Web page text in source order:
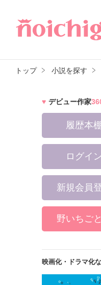
トップ 小説を探す
デビュー作家
履歴本棚
ログイ
新規会員
野いちご
映画化・ドラマ化